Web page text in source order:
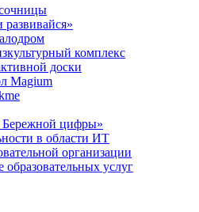
комплекс
доски
Magium
цифры»
в области ИТ
организации
образовательных услуг